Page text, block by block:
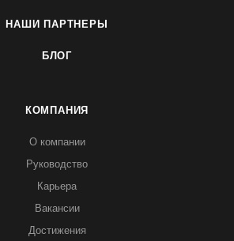
НАШИ ПАРТНЕРЫ
БЛОГ
КОМПАНИЯ
О компании
Руководство
Карьера
Вакансии
Достижения